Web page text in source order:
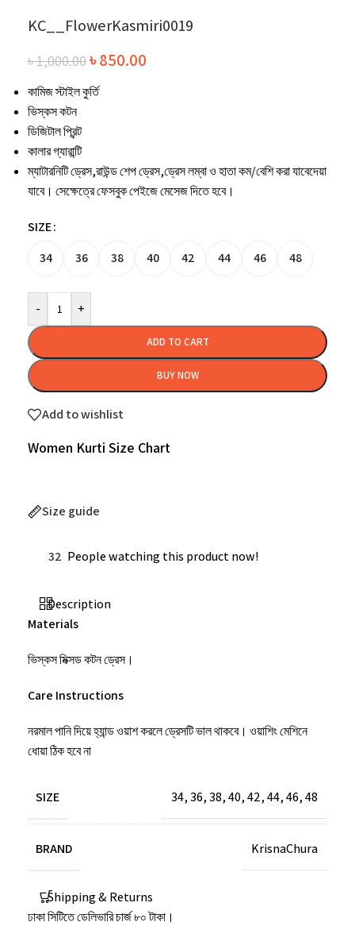
KC__FlowerKasmiri0019
৳1,000.00৳850.00
কামিজ স্টাইল কুর্তি
ভিস্কস কটন
ডিজিটাল প্রিন্ট
কালার গ্যারান্টি
ম্যাটারনিটি ড্রেস,রাউন্ড শেপ ড্রেস,ড্রেস লম্বা ও হাতা কম/বেশি করা যাবেদেয়া
যাবে। সেক্ষেত্রে ফেসবুক পেইজে মেসেজ দিতে হবে।
SIZE
34
36 38 40 42 44 46 48
- +
ADD TO CART
BUY NOW
Add to wishlist
Women Kurti Size Chart
Size guide
32 People watching this product now!
Description
Materials
ভিস্কস মিক্সড কটন ড্রেস।
Care Instructions
নরমাল পানি দিয়ে হ্যান্ড ওয়াশ করলে ড্রেসটি ভাল থাকবে। ওয়াশিং মেশিনে
ধোয়া ঠিক হবে না
SIZE 34,36,38,40,42,44,46,48
BRAND KrisnaChura
Shipping & Returns
ঢাকা সিটিতে ডেলিভারি চার্জ ৮০ টাকা।